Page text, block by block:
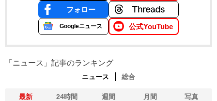
フォロー
Googleニュース 公式YouTube
「ニュース」記事のランキング
ニュース 総合
最新 24時間 週間 月間 写真